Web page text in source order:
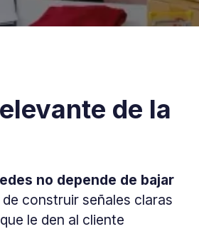
de la
no depende de bajar
construir señales claras
le den al cliente